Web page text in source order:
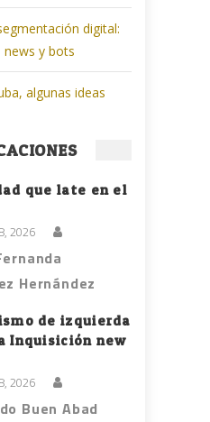
digital:
news y bots
algunas ideas
que late en el
2026
Hernández
de izquierda
Inquisición new
2026
Buen Abad